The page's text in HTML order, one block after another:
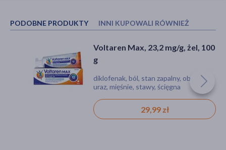
PODOBNE PRODUKTY INNI KUPOWALI RÓWNIEŻ
Voltaren Max, 23,2 mg/g, żel, 100
g
diklofenak, ból, stan zapalny, obrzęk,
uraz, mięśnie, stawy, ścięgna
29,99 zł
Difortan, 100 mg/g, żel,100 g
etofenamat, żel, reumatyzm,
stłuczenie, zwichnięcie, stan zapalny,
28,99 zł